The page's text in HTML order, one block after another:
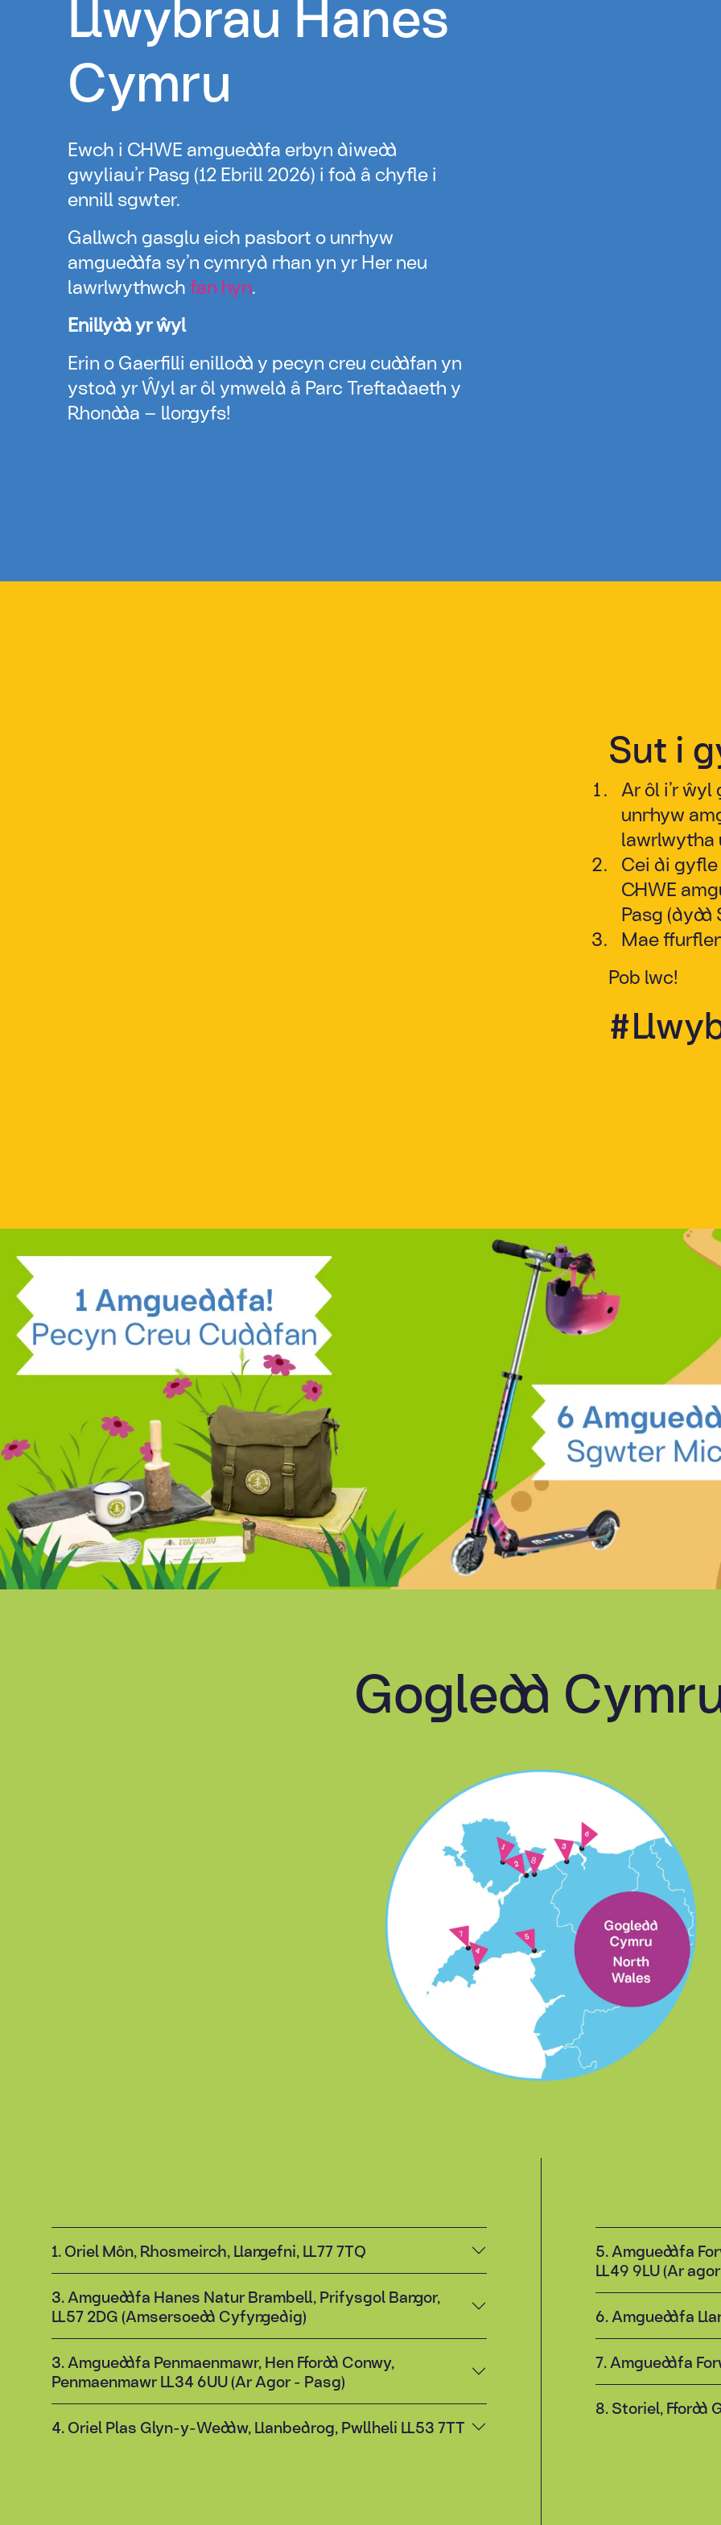
Cymru
Ewch i CHWE amgueddfa erbyn diwedd
gwyliau’r Pasg (12 Ebrill 2026) i fod â chyfle i
ennill sgwter.
Gallwch gasglu eich pasbort o unrhyw
amgueddfa sy’n cymryd rhan yn yr Her neu
lawrlwythwchfan hyn.
Enillydd yr ŵyl
Erin o Gaerfilli enillodd y pecyn creu cuddfan yn
ystod yr Ŵyl ar ôl ymweld â Parc Treftadaeth y
Rhondda – llongyfs!
Sut i
Ar ôl i’r
unrhyw
Cei di
CHWE
Pasg (dydd
Mae
Pob lwc!
Gogledd
1. Oriel Môn, Rhosmeirch, Llangefni, LL77 7TQ
3. Amgueddfa Hanes Natur Brambell, Prifysgol Bangor,
LL57 2DG (Amsersoedd Cyfyngedig)
3. Amgueddfa Penmaenmawr, Hen Ffordd Conwy,
Penmaenmawr LL34 6UU (Ar Agor - Pasg)
4. Oriel Plas Glyn-y-Weddw, Llanbedrog, Pwllheli LL53 7TT
5. Amgueddfa
LL49 9LU (Ar
6. Amgueddfa
7. Amgueddfa
8. Storiel, Ffordd